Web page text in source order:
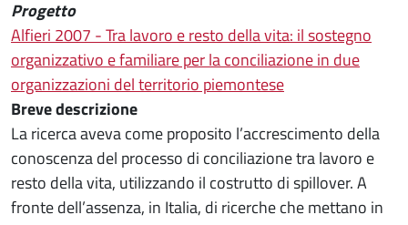
Progetto
Alfieri 2007 - Tra lavoro e resto della vita: il sostegno
organizzativo e familiare per la conciliazione in due
organizzazioni del territorio piemontese
Breve descrizione
La ricerca aveva come proposito l’accrescimento della
conoscenza del processo di conciliazione tra lavoro e
resto della vita, utilizzando il costrutto di spillover. A
fronte dell’assenza, in Italia, di ricerche che mettano in